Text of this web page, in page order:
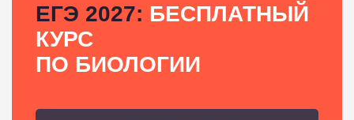
ЕГЭ 2027: БЕСПЛАТНЫЙ
КУРС
ПО БИОЛОГИИ